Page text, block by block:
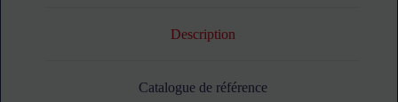
Description
Catalogue de référence